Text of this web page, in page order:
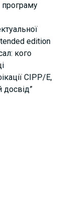
програму
edition
кого
СІРР/Е,
досвід”